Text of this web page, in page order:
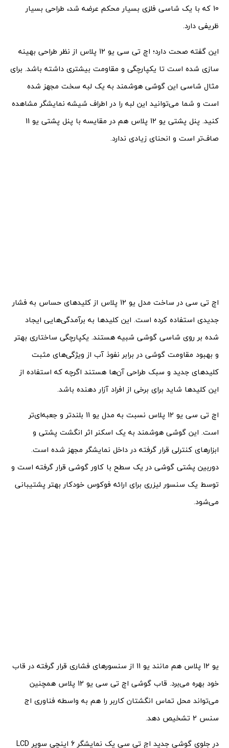
10 که با یک شاسی فلزی بسیار محکم عرضه شد، طراحی بسیار
ظریفی دارد.
این گفته صحت دارد؛ اچ تی سی یو 12 پلاس از نظر طراحی بهینه
سازی شده است تا یکپارچگی و مقاومت بیشتری داشته باشد. برای
مثال شاسی این گوشی هوشمند به یک لبه سخت مجهز شده
است و شما می‌توانید این لبه را در اطراف شیشه نمایشگر مشاهده
کنید. پنل پشتی یو 12 پلاس هم در مقایسه با پنل پشتی یو 11
صاف‌تر است و انحنای زیادی ندارد.
اچ تی سی در ساخت مدل یو 12 پلاس از کلیدهای حساس به فشار
جدیدی استفاده کرده است. این کلیدها به برآمدگی‌هایی ایجاد
شده بر روی شاسی گوشی شبیه هستند. یکپارچگی ساختاری بهتر
و بهبود مقاومت گوشی در برابر نفوذ آب از ویژگی‌های مثبت
کلیدهای جدید و سبک طراحی آن‌ها هستند اگرچه که استفاده از
این کلیدها شاید برای برخی از افراد آزار دهنده باشد.
اچ تی سی یو 12 پلاس نسبت به مدل یو 11 بلندتر و جعبه‌ای‌تر
است. این گوشی هوشمند به یک اسکنر اثر انگشت پشتی و
ابزارهای کنترلی قرار گرفته در داخل نمایشگر مجهز شده است.
دوربین پشتی گوشی در یک سطح با کاور گوشی قرار گرفته است و
توسط یک سنسور لیزری برای ارائه فوکوس خودکار بهتر پشتیبانی
می‌شود.
یو 12 پلاس هم مانند یو 11 از سنسورهای فشاری قرار گرفته در قاب
خود بهره می‌برد. قاب گوشی اچ تی سی یو 12 پلاس همچنین
می‌تواند محل تماس انگشتان کاربر را هم به واسطه فناوری اج
سنس 2 تشخیص دهد.
در جلوی گوشی جدید اچ تی سی یک نمایشگر 6 اینچی سوپر LCD